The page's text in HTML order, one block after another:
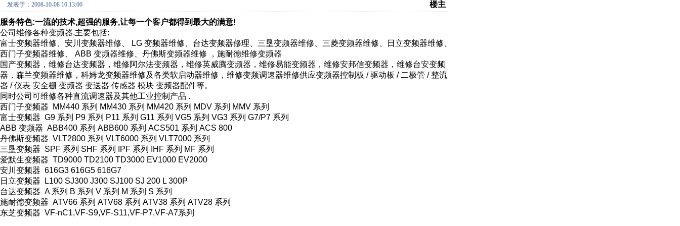
发表于：2008-10-08 10:13:00 楼主
服务特色:一流的技术,超强的服务,让每一个客户都得到最大的满意!
公司维修各种变频器,主要包括:
富士变频器维修、安川变频器维修、 LG 变频器维修、台达变频器修理、三垦变频器维修、三菱变频器维修、日立变频器维修、
西门子变频器维修、 ABB 变频器维修、丹佛斯变频器维修 ，施耐德维修变频器
国产变频器，维修台达变频器，维修阿尔法变频器，维修英威腾变频器，维修易能变频器，维修安邦信变频器，维修台安变频
器，森兰变频器维修，科姆龙变频器维修及各类软启动器维修，维修变频调速器维修供应变频器控制板 / 驱动板 / 二极管 / 整流
器 / 仪表 安全栅 变频器 变送器 传感器 模块 变频器配件等。
同时公司可维修各种直流调速器及其他工业控制产品 .
西门子变频器 MM440 系列 MM430 系列 MM420 系列 MDV 系列 MMV 系列
富士变频器 G9 系列 P9 系列 P11 系列 G11 系列 VG5 系列 VG3 系列 G7/P7 系列
ABB 变频器 ABB400 系列 ABB600 系列 ACS501 系列 ACS 800
丹佛斯变频器 VLT2800 系列 VLT6000 系列 VLT7000 系列
三垦变频器 SPF 系列 SHF 系列 IPF 系列 IHF 系列 MF 系列
爱默生变频器 TD9000 TD2100 TD3000 EV1000 EV2000
安川变频器 616G3 616G5 616G7
日立变频器 L100 SJ300 J300 SJ100 SJ 200 L 300P
台达变频器 A 系列 B 系列 V 系列 M 系列 S 系列
施耐德变频器 ATV66 系列 ATV68 系列 ATV38 系列 ATV28 系列
东芝变频器 VF-nC1,VF-S9,VF-S11,VF-P7,VF-A7系列